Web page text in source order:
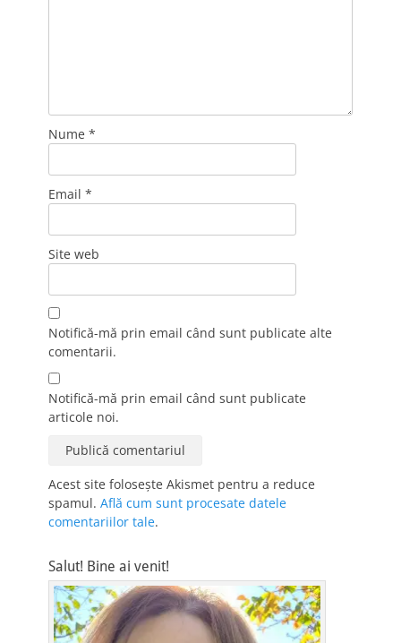
Nume *
Email *
Site web
Notifică-mă prin email când sunt publicate alte
comentarii.
Notifică-mă prin email când sunt publicate
articole noi.
Acest site folosește Akismet pentru a reduce
spamul. Află cum sunt procesate datele
comentariilor tale.
Salut! Bine ai venit!